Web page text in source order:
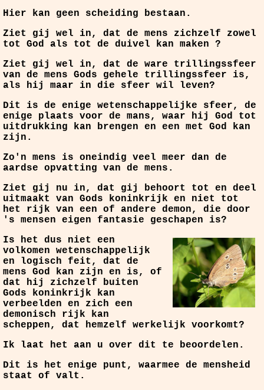
Hier kan geen scheiding bestaan.
Ziet gij wel in, dat de mens zichzelf zowel
tot God als tot de duivel kan maken ?
Ziet gij wel in, dat de ware trillingssfeer
van de mens Gods gehele trillingssfeer is,
als hij maar in die sfeer wil leven?
Dit is de enige wetenschappelijke sfeer, de
enige plaats voor de mans, waar hij God tot
uitdrukking kan brengen en een met God kan
zijn.
Zo'n mens is oneindig veel meer dan de
aardse opvatting van de mens.
Ziet gij nu in, dat gij behoort tot en deel
uitmaakt van Gods koninkrijk en niet tot
het rijk van een of andere demon, die door
's mensen eigen fantasie geschapen is?
Is het dus niet een
volkomen wetenschappelijk
en logisch feit, dat de
mens God kan zijn en is, of
dat hij zichzelf buiten
Gods koninkrijk kan
verbeelden en zich een
demonisch rijk kan
scheppen, dat hemzelf werkelijk voorkomt?
Ik laat het aan u over dit te beoordelen.
Dit is het enige punt, waarmee de mensheid
staat of valt.